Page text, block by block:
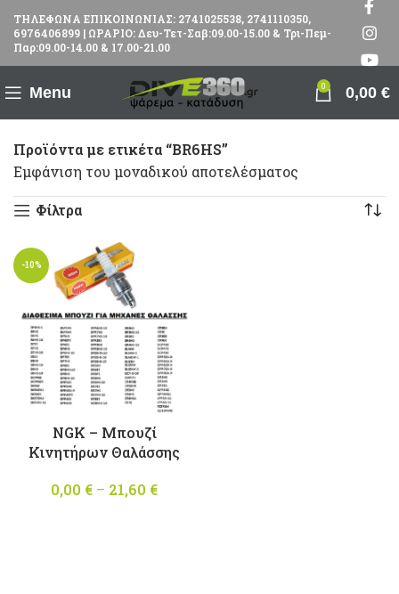
ΤΗΛΕΦΩΝΑ ΕΠΙΚΟΙΝΩΝΙΑΣ: 2741025538, 2741110350,
6976406899 | ΩΡΑΡΙΟ: Δευ-Τετ-Σαβ:09.00-15.00 & Τρι-Πεμ-
Παρ:09.00-14.00 & 17.00-21.00
Menu 0 0,00 €
Προϊόντα με ετικέτα “BR6HS”
Εμφάνιση του μοναδικού αποτελέσματος
Φίλτρα
-10%
NGK – Μπουζί
Κινητήρων Θαλάσσης
0,00 € – 21,60 €